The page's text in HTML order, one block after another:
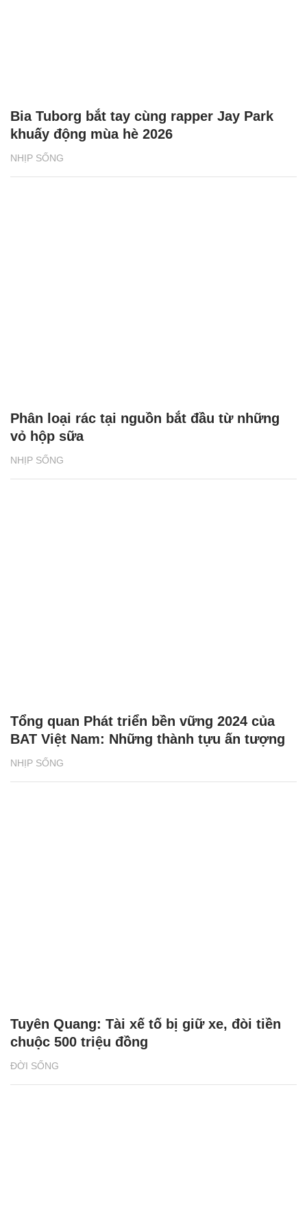
NHỊP SỐNG
Bia Tuborg bắt tay cùng rapper Jay Park
khuấy động mùa hè 2026
NHỊP SỐNG
Phân loại rác tại nguồn bắt đầu từ những
vỏ hộp sữa
NHỊP SỐNG
Tổng quan Phát triển bền vững 2024 của
BAT Việt Nam: Những thành tựu ấn tượng
ĐỜI SỐNG
Tuyên Quang: Tài xế tố bị giữ xe, đòi tiền
chuộc 500 triệu đồng